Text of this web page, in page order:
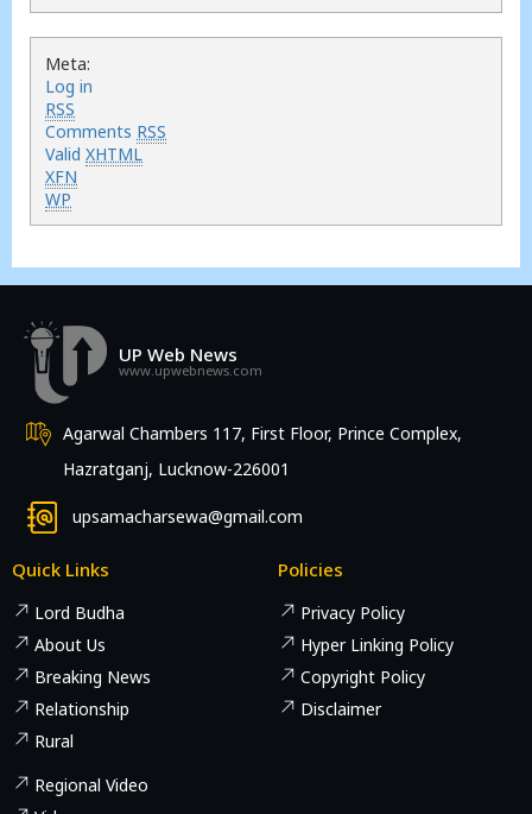
Meta:
Log in
RSS
Comments RSS
Valid XHTML
XFN
WP
UP Web News
www.upwebnews.com
Agarwal Chambers 117, First Floor, Prince Complex,
Hazratganj, Lucknow-226001
upsamacharsewa@gmail.com
Quick Links
Lord Budha
About Us
Breaking News
Relationship
Rural
Regional Video
Policies
Privacy Policy
Hyper Linking Policy
Copyright Policy
Disclaimer